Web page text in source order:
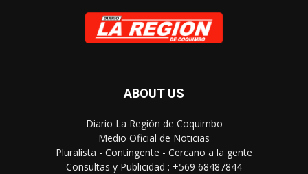
ABOUT US
Diario La Región de Coquimbo
Medio Oficial de Noticias
Pluralista - Contingente - Cercano a la gente
Consultas y Publicidad : +569 68487844